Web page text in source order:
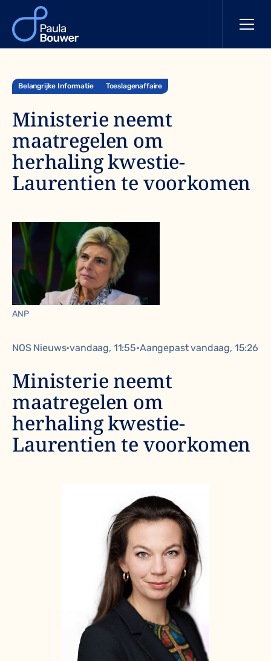
Belangrijke Informatie Toeslagenaffaire
Ministerie neemt
maatregelen om
herhaling kwestie-
Laurentien te voorkomen
ANP
NOS Nieuws•vandaag, 11:55•Aangepast vandaag, 15:26
Ministerie neemt
maatregelen om
herhaling kwestie-
Laurentien te voorkomen